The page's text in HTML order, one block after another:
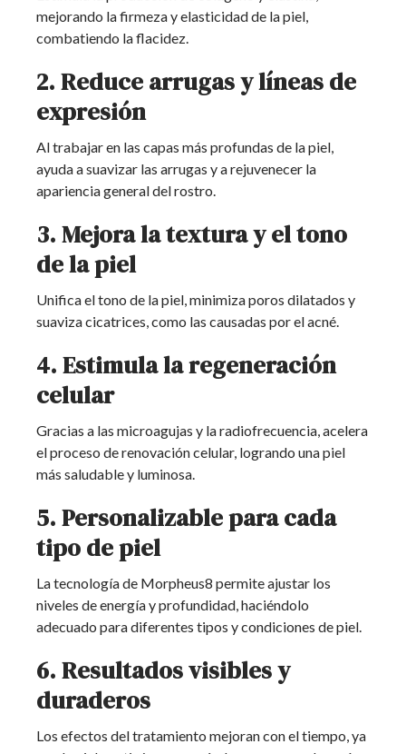
mejorando la firmeza y elasticidad de la piel,
combatiendo la flacidez.
2. Reduce arrugas y líneas de
expresión
Al trabajar en las capas más profundas de la piel,
ayuda a suavizar las arrugas y a rejuvenecer la
apariencia general del rostro.
3. Mejora la textura y el tono
de la piel
Unifica el tono de la piel, minimiza poros dilatados y
suaviza cicatrices, como las causadas por el acné.
4. Estimula la regeneración
celular
Gracias a las microagujas y la radiofrecuencia, acelera
el proceso de renovación celular, logrando una piel
más saludable y luminosa.
5. Personalizable para cada
tipo de piel
La tecnología de Morpheus8 permite ajustar los
niveles de energía y profundidad, haciéndolo
adecuado para diferentes tipos y condiciones de piel.
6. Resultados visibles y
duraderos
Los efectos del tratamiento mejoran con el tiempo, ya